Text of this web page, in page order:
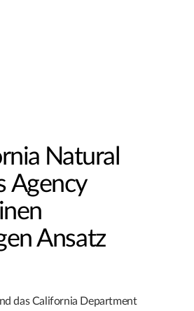
Natural
Agency
Ansatz
das California Department